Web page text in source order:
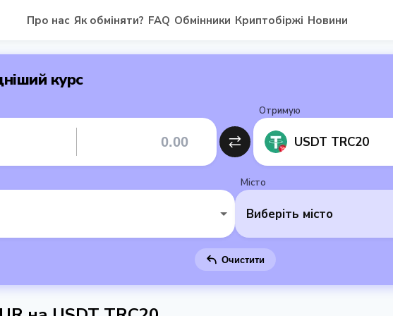
Про нас Як обміняти? FAQ Обмінники Криптобіржі Новини
курс
Отримую
USDT TRC20
Місто
Виберіть місто
Очистити